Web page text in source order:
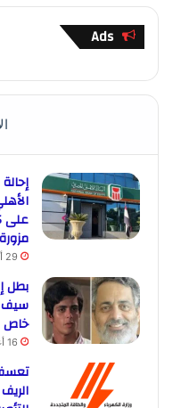
Ads
مزورة
29 أكتوبر، 2025
بطل
سيف
خاص
16 أغسطس، 2025